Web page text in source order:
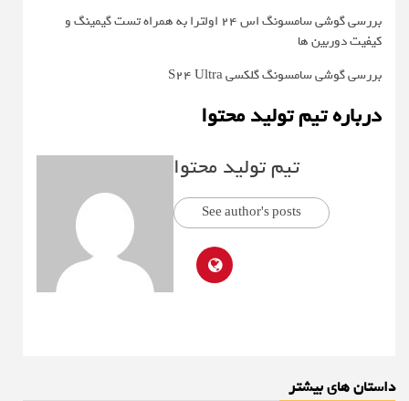
بررسی گوشی سامسونگ اس ۲۴ اولترا به همراه تست گیمینگ و
کیفیت دوربین ها
بررسی گوشی سامسونگ گلکسی S24 Ultra
درباره تیم تولید محتوا
تیم تولید محتوا
See author's posts
داستان های بیشتر